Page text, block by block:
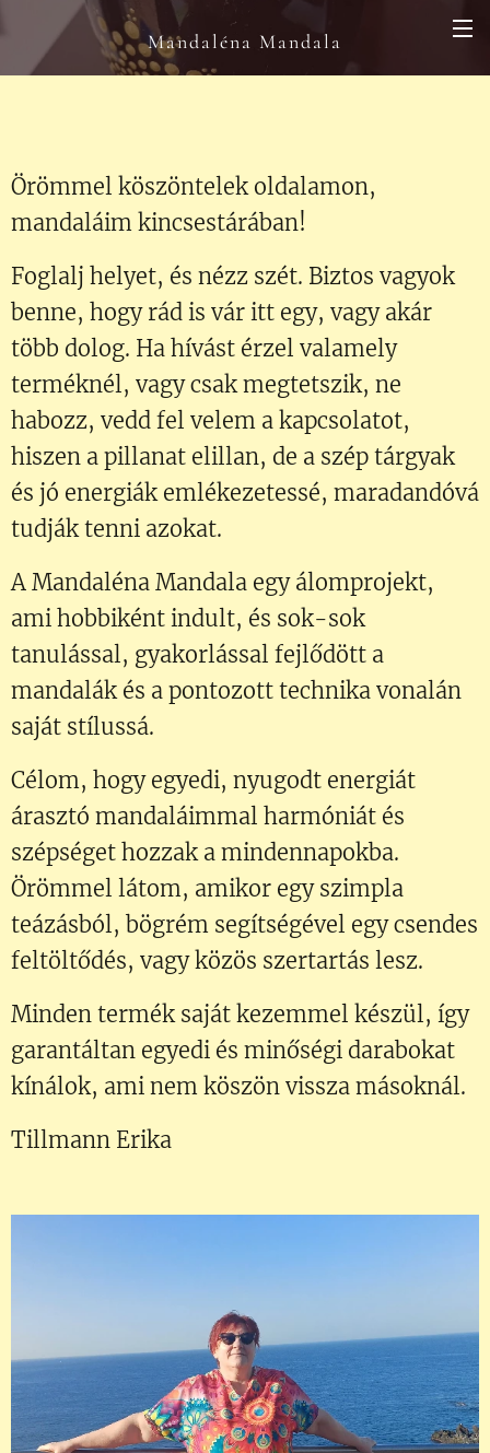
Mandaléna Mandala
Örömmel köszöntelek oldalamon,
mandaláim kincsestárában!
Foglalj helyet, és nézz szét. Biztos vagyok
benne, hogy rád is vár itt egy, vagy akár
több dolog. Ha hívást érzel valamely
terméknél, vagy csak megtetszik, ne
habozz, vedd fel velem a kapcsolatot,
hiszen a pillanat elillan, de a szép tárgyak
és jó energiák emlékezetessé, maradandóvá
tudják tenni azokat.
A Mandaléna Mandala egy álomprojekt,
ami hobbiként indult, és sok-sok
tanulással, gyakorlással fejlődött a
mandalák és a pontozott technika vonalán
saját stílussá.
Célom, hogy egyedi, nyugodt energiát
árasztó mandaláimmal harmóniát és
szépséget hozzak a mindennapokba.
Örömmel látom, amikor egy szimpla
teázásból, bögrém segítségével egy csendes
feltöltődés, vagy közös szertartás lesz.
Minden termék saját kezemmel készül, így
garantáltan egyedi és minőségi darabokat
kínálok, ami nem köszön vissza másoknál.
Tillmann Erika